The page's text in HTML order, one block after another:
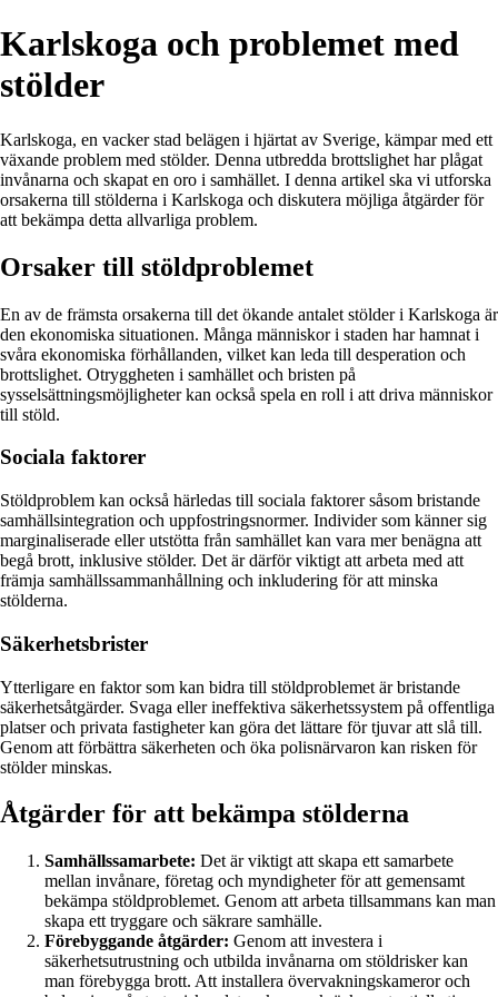
Karlskoga och problemet med
stölder
Karlskoga, en vacker stad belägen i hjärtat av Sverige, kämpar med ett
växande problem med stölder. Denna utbredda brottslighet har plågat
invånarna och skapat en oro i samhället. I denna artikel ska vi utforska
orsakerna till stölderna i Karlskoga och diskutera möjliga åtgärder för
att bekämpa detta allvarliga problem.
Orsaker till stöldproblemet
En av de främsta orsakerna till det ökande antalet stölder i Karlskoga är
den ekonomiska situationen. Många människor i staden har hamnat i
svåra ekonomiska förhållanden, vilket kan leda till desperation och
brottslighet. Otryggheten i samhället och bristen på
sysselsättningsmöjligheter kan också spela en roll i att driva människor
till stöld.
Sociala faktorer
Stöldproblem kan också härledas till sociala faktorer såsom bristande
samhällsintegration och uppfostringsnormer. Individer som känner sig
marginaliserade eller utstötta från samhället kan vara mer benägna att
begå brott, inklusive stölder. Det är därför viktigt att arbeta med att
främja samhällssammanhållning och inkludering för att minska
stölderna.
Säkerhetsbrister
Ytterligare en faktor som kan bidra till stöldproblemet är bristande
säkerhetsåtgärder. Svaga eller ineffektiva säkerhetssystem på offentliga
platser och privata fastigheter kan göra det lättare för tjuvar att slå till.
Genom att förbättra säkerheten och öka polisnärvaron kan risken för
stölder minskas.
Åtgärder för att bekämpa stölderna
Samhällssamarbete: Det är viktigt att skapa ett samarbete
mellan invånare, företag och myndigheter för att gemensamt
bekämpa stöldproblemet. Genom att arbeta tillsammans kan man
skapa ett tryggare och säkrare samhälle.
Förebyggande åtgärder: Genom att investera i
säkerhetsutrustning och utbilda invånarna om stöldrisker kan
man förebygga brott. Att installera övervakningskameror och